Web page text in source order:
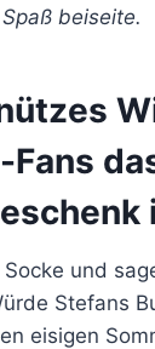
beiseite.
und
Stefans
eisigen